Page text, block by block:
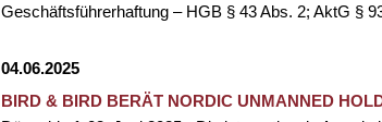
Geschäftsführerhaftung – HGB § 43 Abs. 2; AktG §
04.06.2025
BIRD & BIRD BERÄT NORDIC UNMANNED